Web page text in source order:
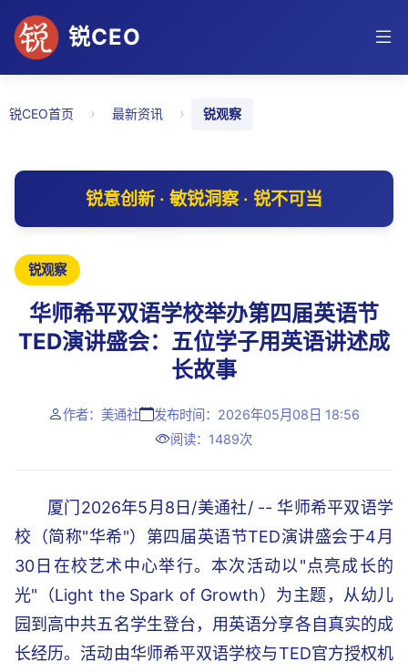
锐CEO
锐CEO首页 › 最新资讯 › 锐观察
锐意创新 · 敏锐洞察 · 锐不可当
锐观察
华师希平双语学校举办第四届英语节
TED演讲盛会：五位学子用英语讲述成
长故事
作者：美通社
发布时间：2026年05月08日 18:56
阅读：1489次
厦门2026年5月8日/美通社/ -- 华师希平双语学
校（简称"华希"）第四届英语节TED演讲盛会于4月
30日在校艺术中心举行。本次活动以"点亮成长的
光"（Light the Spark of Growth）为主题，从幼儿
园到高中共五名学生登台，用英语分享各自真实的成
长经历。活动由华师希平双语学校与TED官方授权机